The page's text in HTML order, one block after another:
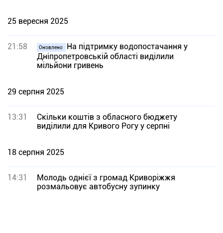
25 вересня 2025
21:58 Оновлено
На підтримку водопостачання у
Дніпропетровській області виділили
мільйони гривень
29 серпня 2025
13:31
Скільки коштів з обласного бюджету
виділили для Кривого Рогу у серпні
18 серпня 2025
14:31
Молодь однієї з громад Криворіжжя
розмальовує автобусну зупинку